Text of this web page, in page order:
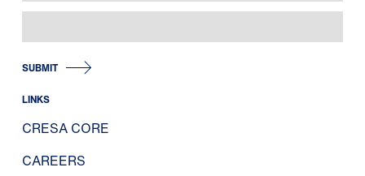
SUBMIT
LINKS
CRESA CORE
CAREERS